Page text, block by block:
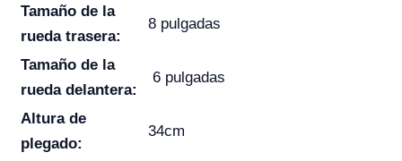
Tamaño de la
rueda trasera:
8 pulgadas
Tamaño de la
rueda delantera:
6 pulgadas
Altura de
plegado:
34cm